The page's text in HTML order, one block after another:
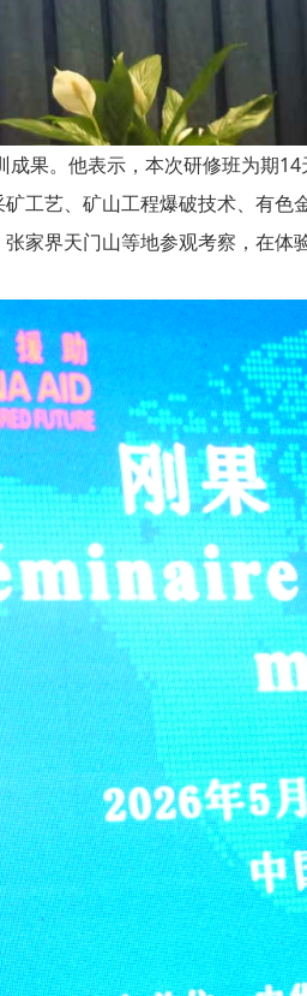
果。他表示，本次研修班为期
工艺、矿山工程爆破技术、有色
家界天门山等地参观考察，在体